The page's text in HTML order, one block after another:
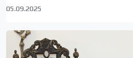
05.09.2025